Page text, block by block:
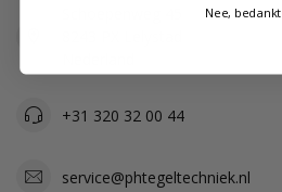
+31 320 32 00 44
service@phtegeltechniek.nl
Nee, bedankt